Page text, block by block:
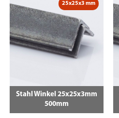
25x25x3 mm
Stahl Winkel 25x25x3mm
500mm